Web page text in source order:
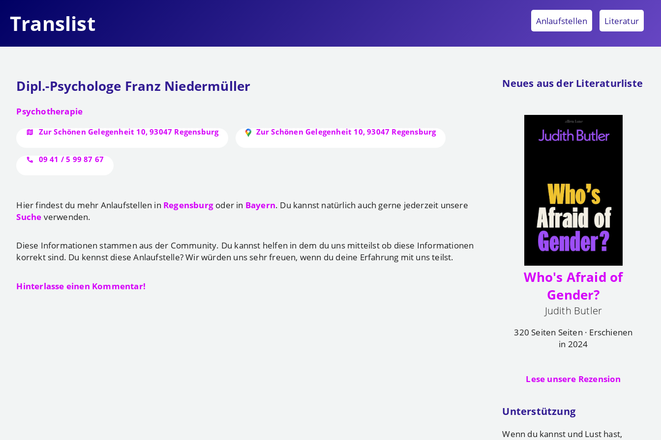
Translist Anlaufstellen Literatur
Dipl.-Psychologe Franz Niedermüller
Psychotherapie
Zur Schönen Gelegenheit 10, 93047 Regensburg Zur Schönen Gelegenheit 10, 93047 Regensburg
09 41 / 5 99 87 67
Hier findest du mehr Anlaufstellen in Regensburgoder in Bayern. Du kannst natürlich auch gerne jederzeit unsere
Suche verwenden.
Diese Informationen stammen aus der Community. Du kannst helfen in dem du uns mitteilst ob diese Informationen
korrekt sind. Du kennst diese Anlaufstelle? Wir würden uns sehr freuen, wenn du deine Erfahrung mit uns teilst.
Hinterlasse einen Kommentar!
Neues aus der Literaturliste
Who's Afraid of
Gender?
Judith Butler
320 Seiten Seiten · Erschienen
in 2024
Lese unsere Rezension
Unterstützung
Wenn du kannst und Lust hast,